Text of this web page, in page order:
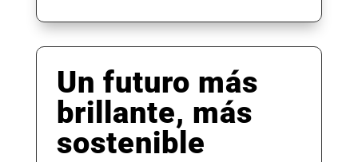
Un futuro más
brillante, más
sostenible